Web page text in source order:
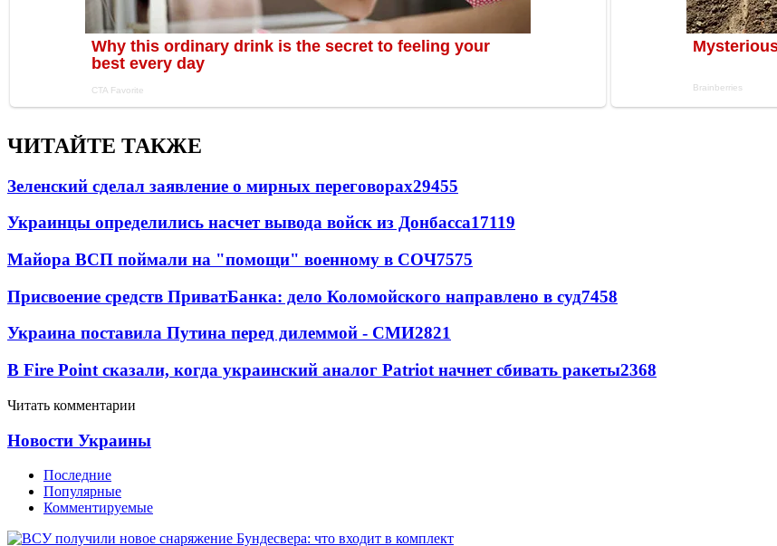
ЧИТАЙТЕ ТАКЖЕ
Зеленский сделал заявление о мирных переговорах29455
Украинцы определились насчет вывода войск из Донбасса17119
Майора ВСП поймали на "помощи" военному в СОЧ7575
Присвоение средств ПриватБанка: дело Коломойского направлено в суд7458
Украина поставила Путина перед дилеммой - СМИ2821
В Fire Point сказали, когда украинский аналог Patriot начнет сбивать ракеты2368
Читать комментарии
Новости Украины
Последние
Популярные
Комментируемые